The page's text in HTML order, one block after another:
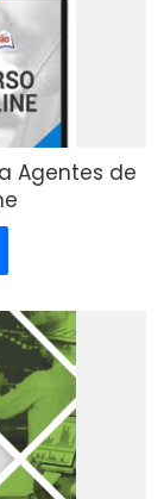
Agentes de